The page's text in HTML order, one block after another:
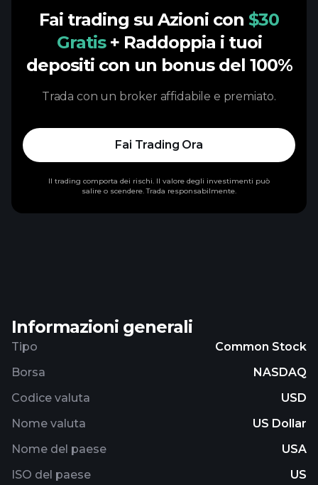
Informazioni generali
Tipo
Common Stock
Borsa
NASDAQ
Codice valuta
USD
Nome valuta
US Dollar
Nome del paese
USA
ISO del paese
US
Fai trading su Azioni con $30
Gratis + Raddoppia i tuoi
depositi con un bonus del 100%
Trada con un broker affidabile e premiato.
Fai Trading Ora
Il trading comporta dei rischi. Il valore degli investimenti può
salire o scendere. Trada responsabilmente.